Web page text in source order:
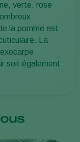
verte, rose
la pomme est
La
soit également